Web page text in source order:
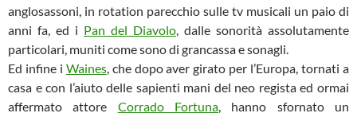
anglosassoni, in rotation parecchio sulle tv musicali un paio di
anni fa, ed i Pan del Diavolo, dalle sonorità assolutamente
particolari, muniti come sono di grancassa e sonagli.
Ed infine i Waines, che dopo aver girato per l’Europa, tornati a
casa e con l’aiuto delle sapienti mani del neo regista ed ormai
affermato attore Corrado Fortuna, hanno sfornato un